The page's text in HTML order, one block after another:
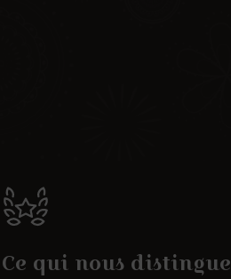
Ce qui nous distingue